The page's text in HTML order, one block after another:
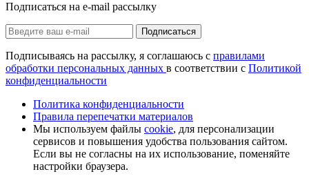
Подписаться на e-mail рассылку
Подписаться
Подписываясь на рассылку, я соглашаюсь с правилами
обработки персональных данных в соответствии с Политикой
конфиденциальности
Политика конфиденциальности
Правила перепечатки материалов
Мы используем файлы cookie, для персонализации
сервисов и повышения удобства пользования сайтом.
Если вы не согласны на их использование, поменяйте
настройки браузера.